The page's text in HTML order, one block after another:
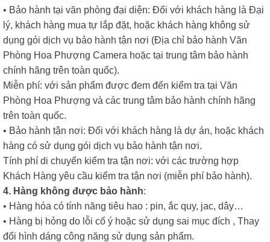
• Bảo hành tại văn phòng đại diện: Đối với khách hàng là Đại
lý, khách hàng mua tự lắp đặt, hoặc khách hàng không sử
dụng gói dịch vụ bảo hành tận nơi (Địa chỉ bảo hành Văn
Phòng Hoa Phượng Camera hoặc tại trung tâm bảo hành
chính hãng trên toàn quốc).
Miễn phí: với sản phẩm được đem đến kiểm tra tại Văn
Phòng Hoa Phượng và các trung tâm bảo hành chính hãng
trên toàn quốc.
• Bảo hành tận nơi: Đối với khách hàng là dự án, hoặc khách
hàng có sử dụng gói dịch vụ bảo hành tận nơi.
Tính phí di chuyển kiểm tra tận nơi: với các trường hợp
Khách Hàng yêu cầu kiểm tra tận nơi (miễn phí bảo hành).
4. Hàng không được bảo hành:
• Hàng hóa có tính năng tiêu hao : pin, ắc quy, jac, dây…
• Hàng bị hỏng do lỗi cố ý hoặc sử dụng sai mục đích , Thay
đổi hình dáng công năng sử dụng sản phẩm.